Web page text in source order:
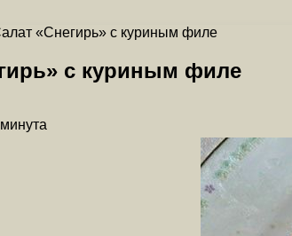
«Снегирь» с куриным филе
с куриным филе